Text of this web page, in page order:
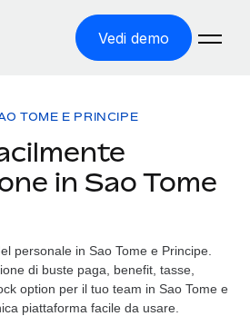
Vedi demo
costi di entità locale
all’impiego per ogni Paese
TOME E PRINCIPE
in Sao Tome
personale in Sao Tome e Principe.
di buste paga, benefit, tasse,
option per il tuo team in Sao Tome e
piattaforma facile da usare.